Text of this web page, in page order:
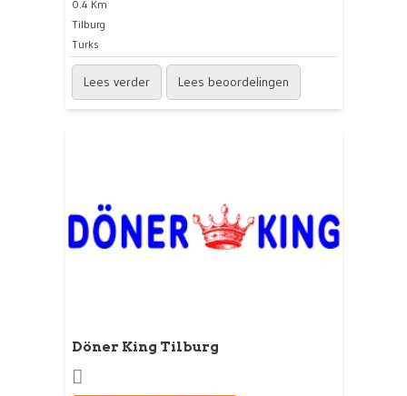
0.4 Km
Tilburg
Turks
Lees verder Lees beoordelingen
Döner King Tilburg